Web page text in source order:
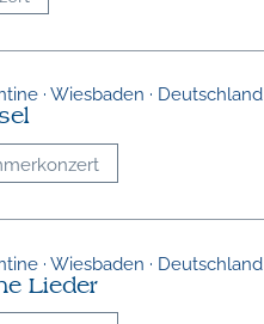
· Wiesbaden · Deutschland
· Wiesbaden · Deutschland
Lieder